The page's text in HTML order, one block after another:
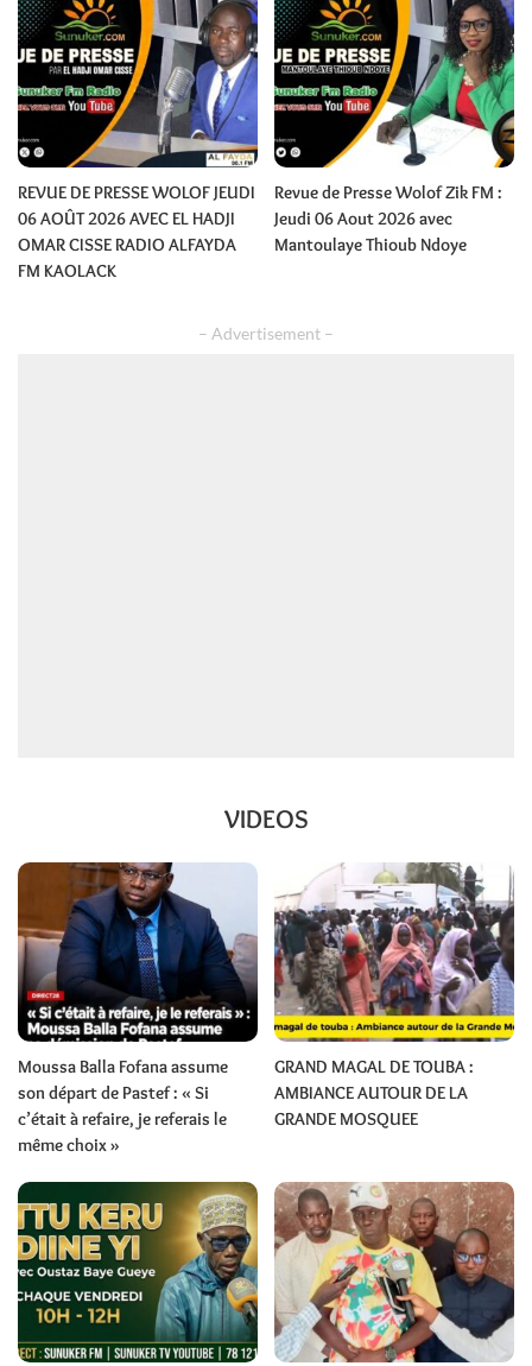
REVUE DE PRESSE WOLOF JEUDI
06 AOÛT 2026 AVEC EL HADJI
OMAR CISSE RADIO ALFAYDA
FM KAOLACK
Revue de Presse Wolof Zik FM :
Jeudi 06 Aout 2026 avec
Mantoulaye Thioub Ndoye
– Advertisement –
VIDEOS
Moussa Balla Fofana assume
son départ de Pastef : « Si
c’était à refaire, je referais le
même choix »
GRAND MAGAL DE TOUBA :
AMBIANCE AUTOUR DE LA
GRANDE MOSQUEE